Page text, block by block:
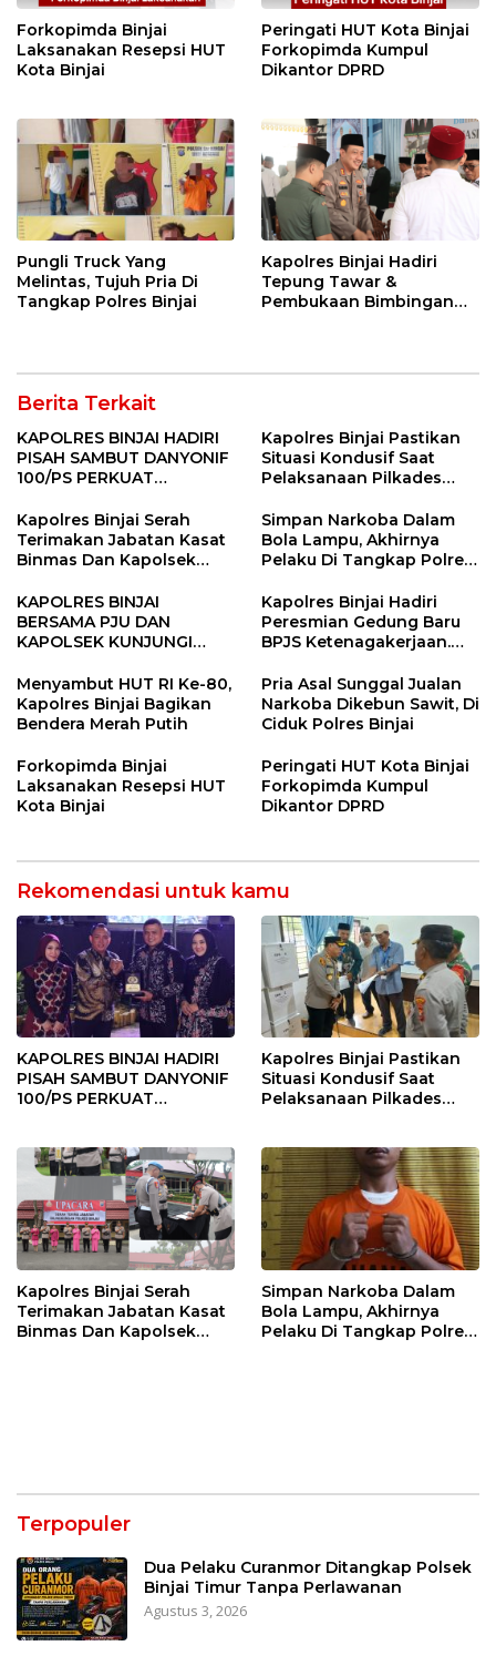
Forkopimda Binjai
Laksanakan Resepsi HUT
Kota Binjai
Peringati HUT Kota Binjai
Forkopimda Kumpul
Dikantor DPRD
Pungli Truck Yang
Melintas, Tujuh Pria Di
Tangkap Polres Binjai
Kapolres Binjai Hadiri
Tepung Tawar &
Pembukaan Bimbingan
Berita Terkait
KAPOLRES BINJAI HADIRI
PISAH SAMBUT DANYONIF
100/PS PERKUAT
Kapolres Binjai Pastikan
Situasi Kondusif Saat
Pelaksanaan Pilkades
Kapolres Binjai Serah
Terimakan Jabatan Kasat
Binmas Dan Kapolsek
Simpan Narkoba Dalam
Bola Lampu, Akhirnya
Pelaku Di Tangkap Polres
KAPOLRES BINJAI
BERSAMA PJU DAN
KAPOLSEK KUNJUNGI
BINJAI
Kapolres Binjai Hadiri
Peresmian Gedung Baru
BPJS Ketenagakerjaan.
Menyeluruh bagi Pekerja”
Menyambut HUT RI Ke-80,
Kapolres Binjai Bagikan
Bendera Merah Putih
Pria Asal Sunggal Jualan
Narkoba Dikebun Sawit, Di
Ciduk Polres Binjai
Forkopimda Binjai
Laksanakan Resepsi HUT
Kota Binjai
Peringati HUT Kota Binjai
Forkopimda Kumpul
Dikantor DPRD
Rekomendasi untuk kamu
KAPOLRES BINJAI HADIRI
PISAH SAMBUT DANYONIF
100/PS PERKUAT
Kapolres Binjai Pastikan
Situasi Kondusif Saat
Pelaksanaan Pilkades
Kapolres Binjai Serah
Terimakan Jabatan Kasat
Binmas Dan Kapolsek
Simpan Narkoba Dalam
Bola Lampu, Akhirnya
Pelaku Di Tangkap Polres
Terpopuler
Dua Pelaku Curanmor Ditangkap Polsek
Binjai Timur Tanpa Perlawanan
Agustus 3, 2026